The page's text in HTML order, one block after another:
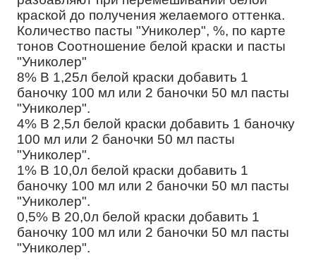
краской до получения желаемого оттенка.
Количество пасты "Униколер", %, по карте
тонов Соотношение белой краски и пасты
"Униколер"
8% В 1,25л белой краски добавить 1
баночку 100 мл или 2 баночки 50 мл пасты
"Униколер".
4% В 2,5л белой краски добавить 1 баночку
100 мл или 2 баночки 50 мл пасты
"Униколер".
1% В 10,0л белой краски добавить 1
баночку 100 мл или 2 баночки 50 мл пасты
"Униколер".
0,5% В 20,0л белой краски добавить 1
баночку 100 мл или 2 баночки 50 мл пасты
"Униколер".